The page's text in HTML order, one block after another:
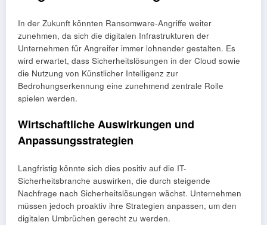
In der Zukunft könnten Ransomware-Angriffe weiter
zunehmen, da sich die digitalen Infrastrukturen der
Unternehmen für Angreifer immer lohnender gestalten. Es
wird erwartet, dass Sicherheitslösungen in der Cloud sowie
die Nutzung von Künstlicher Intelligenz zur
Bedrohungserkennung eine zunehmend zentrale Rolle
spielen werden.
Wirtschaftliche Auswirkungen und
Anpassungsstrategien
Langfristig könnte sich dies positiv auf die IT-
Sicherheitsbranche auswirken, die durch steigende
Nachfrage nach Sicherheitslösungen wächst. Unternehmen
müssen jedoch proaktiv ihre Strategien anpassen, um den
digitalen Umbrüchen gerecht zu werden.